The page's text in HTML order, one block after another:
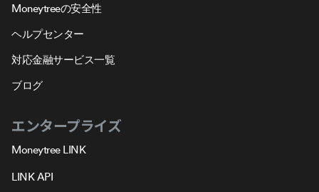
Moneytreeの安全性
ヘルプセンター
対応金融サービス一覧
ブログ
エンタープライズ
Moneytree LINK
LINK API